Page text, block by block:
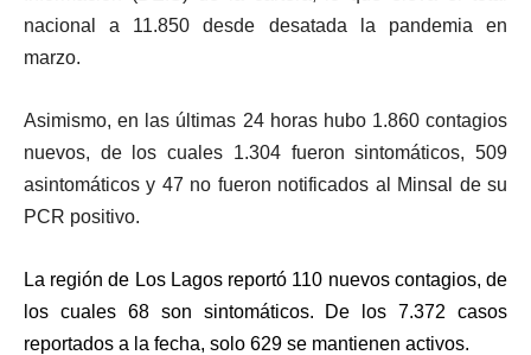
nacional a 11.850 desde desatada la pandemia en
marzo.
Asimismo, en las últimas 24 horas hubo 1.860 contagios
nuevos, de los cuales 1.304 fueron sintomáticos, 509
asintomáticos y 47 no fueron notificados al Minsal de su
PCR positivo.
La región de Los Lagos reportó 110 nuevos contagios, de
los cuales 68 son sintomáticos. De los 7.372 casos
reportados a la fecha, solo 629 se mantienen activos.